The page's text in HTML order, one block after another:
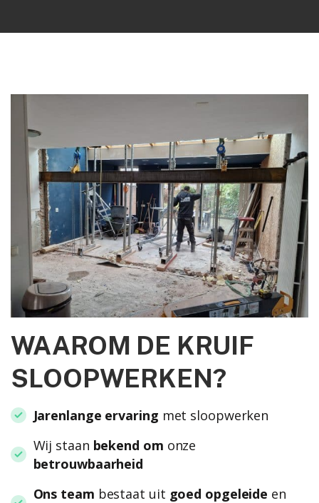
WAAROM DE KRUIF
SLOOPWERKEN?
Jarenlange ervaring met sloopwerken
Wij staan bekend om onze
betrouwbaarheid
Ons team bestaat uit goed opgeleide en